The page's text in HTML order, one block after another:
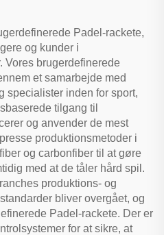
Padel-rackete,
og kunder i
Vores brugerdefinerede
et samarbejde med
specialister inden for sport,
tilgang til
og anvender de mest
produktionsmetoder i
og carbonfiber til at gøre
med at de tåler hård spil.
produktions- og
bliver overgået, og
Padel-rackete. Der er
for at sikre, at